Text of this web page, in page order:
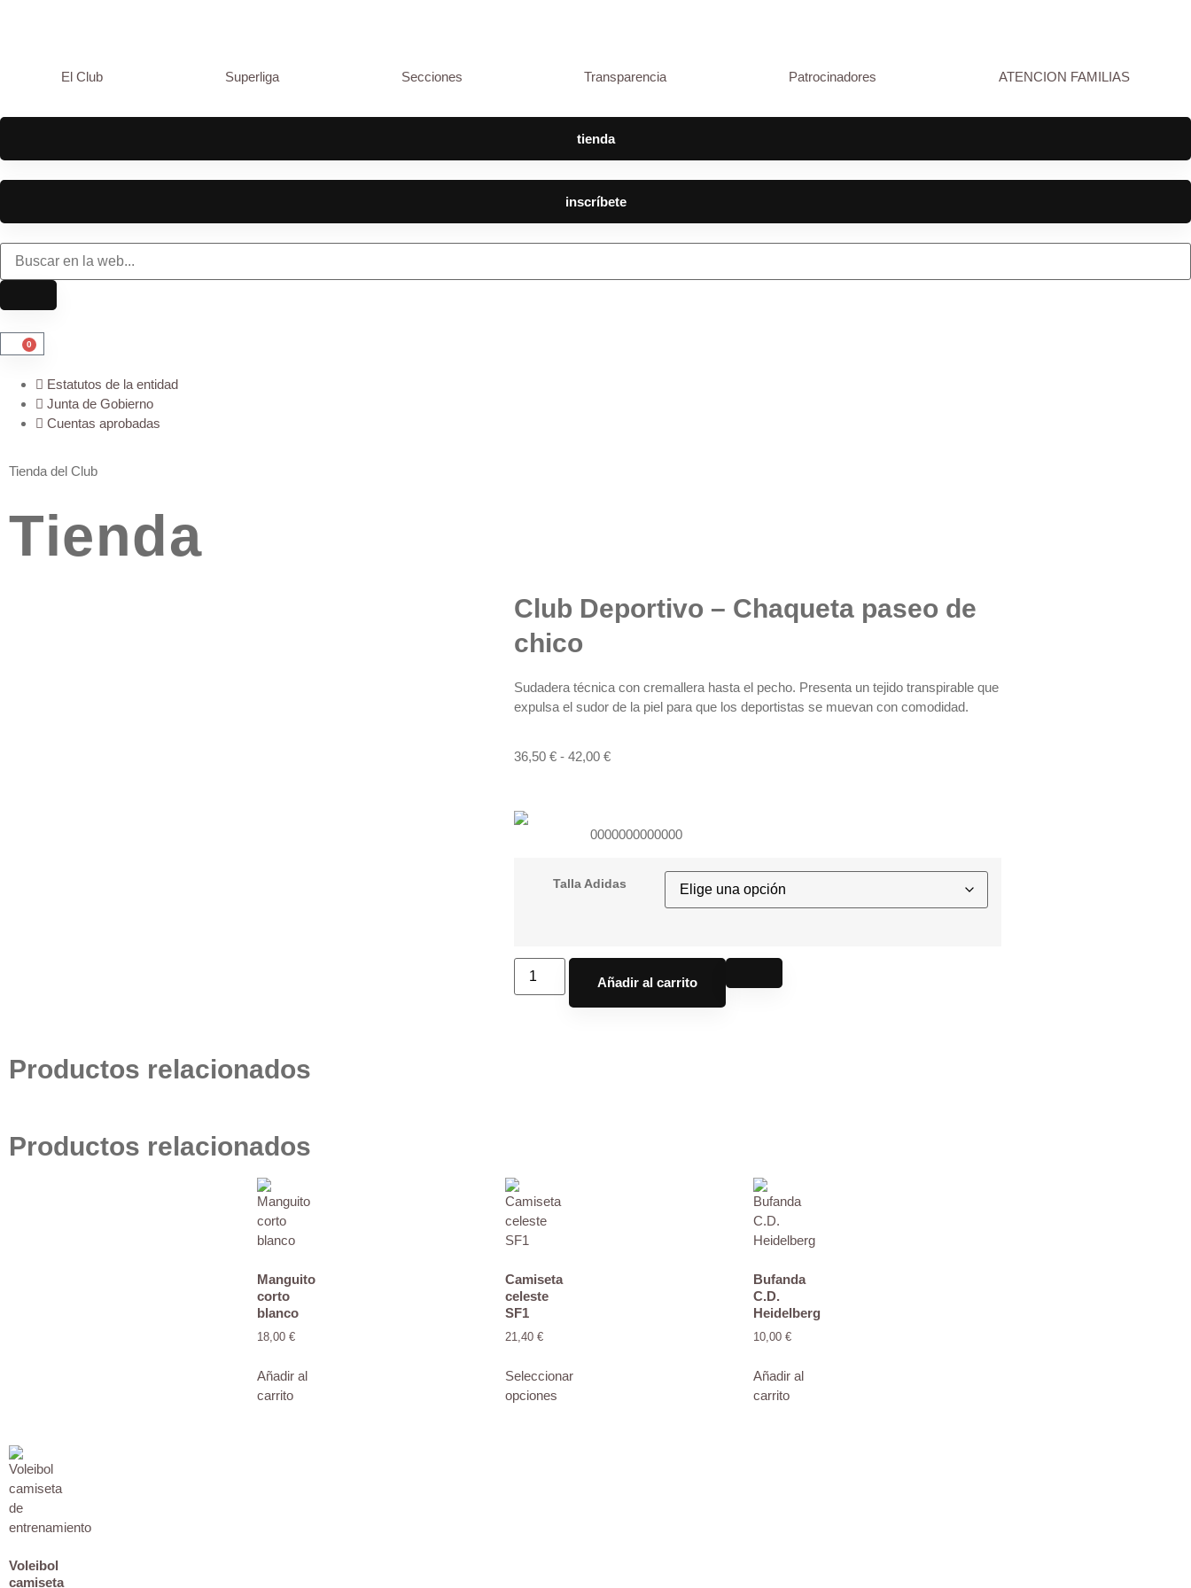
El Club Superliga Secciones Transparencia Patrocinadores ATENCION FAMILIAS
tienda
inscríbete
0
Estatutos de la entidad
Junta de Gobierno
Cuentas aprobadas
Tienda del Club
Tienda
Club Deportivo – Chaqueta paseo de
chico
Sudadera técnica con cremallera hasta el pecho. Presenta un tejido transpirable que
expulsa el sudor de la piel para que los deportistas se muevan con comodidad.
36,50 € - 42,00 €
0000000000000
Talla Adidas
Añadir al carrito
Productos relacionados
Productos relacionados
Manguito
corto
blanco
18,00 €
Añadir al
carrito
Camiseta
celeste
SF1
21,40 €
Seleccionar
opciones
Bufanda
C.D.
Heidelberg
10,00 €
Añadir al
carrito
Voleibol
camiseta